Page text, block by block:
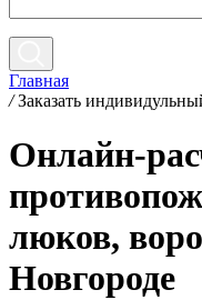
Главная
/ Заказать
Онлайн-
люков,
Новгороде